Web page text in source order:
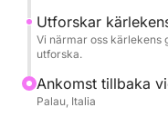
Utforskar
Vi närmar oss kärlekens
utforska.
Ankomst tillbaka
Palau, Italia